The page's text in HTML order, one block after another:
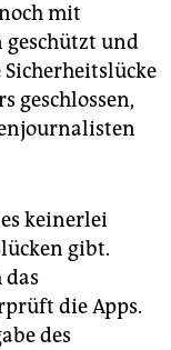
mit
geschützt und
geschlossen,
keinerlei
gibt.
die Apps.
des